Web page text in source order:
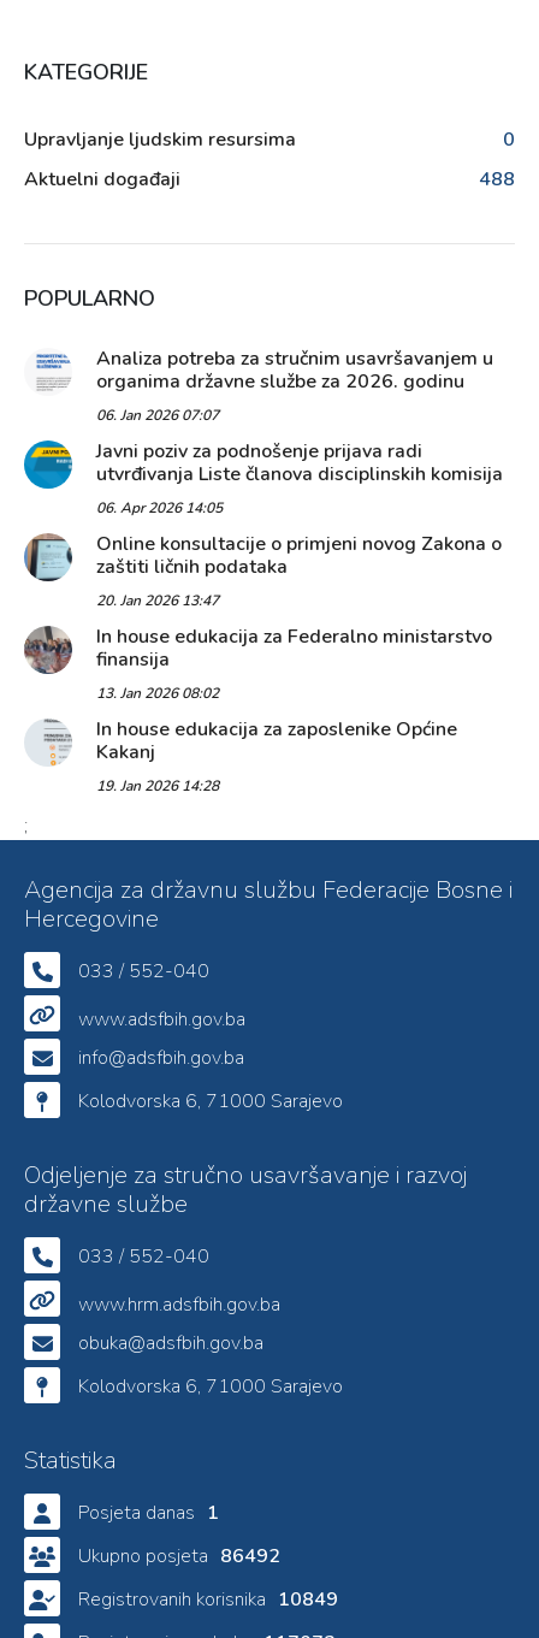
KATEGORIJE
Upravljanje ljudskim resursima
0
Aktuelni događaji
488
POPULARNO
Analiza potreba za stručnim usavršavanjem u
organima državne službe za 2026. godinu
06. Jan 2026 07:07
Javni poziv za podnošenje prijava radi
utvrđivanja Liste članova disciplinskih komisija
06. Apr 2026 14:05
Online konsultacije o primjeni novog Zakona o
zaštiti ličnih podataka
20. Jan 2026 13:47
In house edukacija za Federalno ministarstvo
finansija
13. Jan 2026 08:02
In house edukacija za zaposlenike Općine
Kakanj
19. Jan 2026 14:28
;
Agencija za državnu službu Federacije Bosne i
Hercegovine
033 / 552-040
www.adsfbih.gov.ba
info@adsfbih.gov.ba
Kolodvorska 6, 71000 Sarajevo
Odjeljenje za stručno usavršavanje i razvoj
državne službe
033 / 552-040
www.hrm.adsfbih.gov.ba
obuka@adsfbih.gov.ba
Kolodvorska 6, 71000 Sarajevo
Statistika
Posjeta danas 1
Ukupno posjeta 86492
Registrovanih korisnika 10849